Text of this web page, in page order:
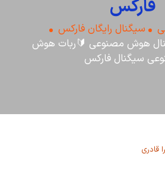
فارکس
سیگنال رایگان فارکس
هوش مصنوعی 🔰ربات هوش
سیگنال فارکس
قادری